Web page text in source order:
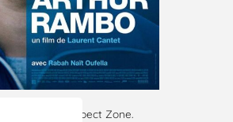
Respect Zone.